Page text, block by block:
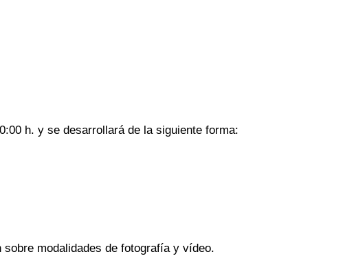
h. y se desarrollará de la siguiente forma:
modalidades de fotografía y vídeo.